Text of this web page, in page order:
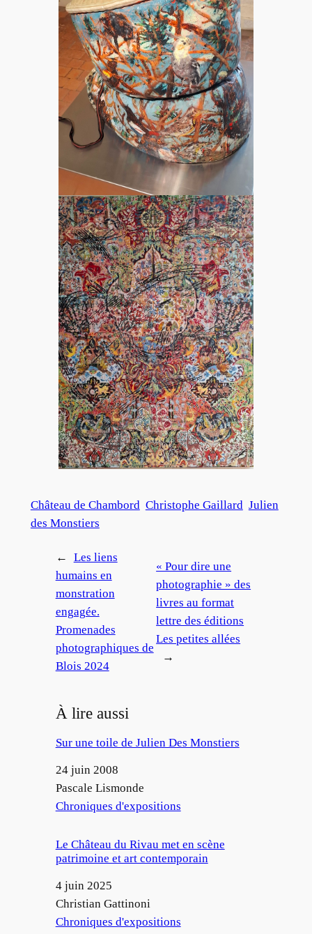
Château de Chambord Christophe Gaillard Julien
des Monstiers
←
Les liens
humains en
monstration
engagée.
Promenades
photographiques de
Blois 2024
« Pour dire une
photographie » des
livres au format
lettre des éditions
Les petites allées
→
À lire aussi
Sur une toile de Julien Des Monstiers
Date
24 juin 2008
Auteur
Pascale Lismonde
Par rapport à
Chroniques d'expositions
Le Château du Rivau met en scène
patrimoine et art contemporain
Date
4 juin 2025
Auteur
Christian Gattinoni
Par rapport à
Chroniques d'expositions